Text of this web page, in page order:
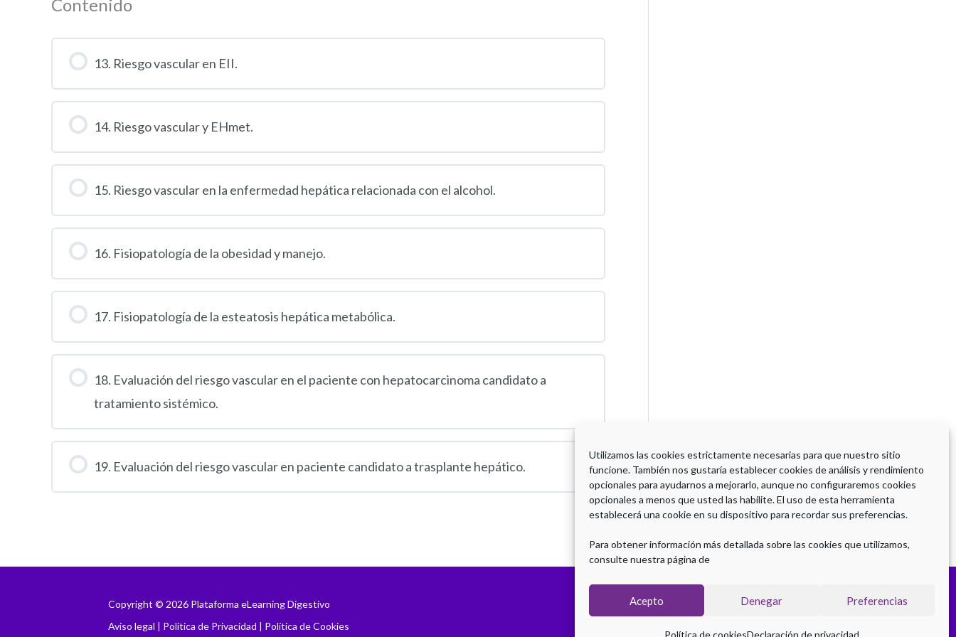
Utilizamos las cookies estrictamente necesarias para que nuestro sitio
funcione. También nos gustaría establecer cookies de análisis y rendimiento
opcionales para ayudarnos a mejorarlo, aunque no configuraremos cookies
opcionales a menos que usted las habilite. El uso de esta herramienta
establecerá una cookie en su dispositivo para recordar sus preferencias.
Para obtener información más detallada sobre las cookies que utilizamos,
consulte nuestra página de
Acepto Denegar Preferencias
Política de cookiesDeclaración de privacidad
Contenido
13. Riesgo vascular en EII.
14. Riesgo vascular y EHmet.
15. Riesgo vascular en la enfermedad hepática relacionada con el alcohol.
16. Fisiopatología de la obesidad y manejo.
17. Fisiopatología de la esteatosis hepática metabólica.
18. Evaluación del riesgo vascular en el paciente con hepatocarcinoma candidato a
tratamiento sistémico.
19. Evaluación del riesgo vascular en paciente candidato a trasplante hepático.
Copyright © 2026 Plataforma eLearning Digestivo
Aviso legal | Política de Privacidad | Política de Cookies